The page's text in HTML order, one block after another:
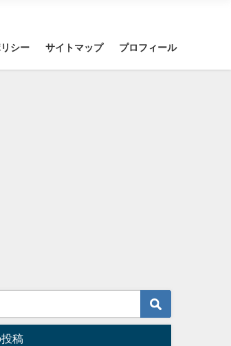
シー サイトマップ プロフィール
稿